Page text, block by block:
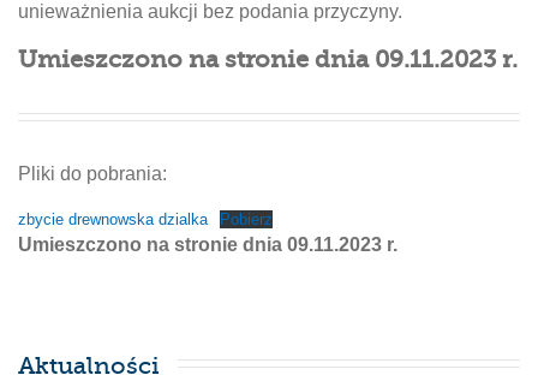
unieważnienia aukcji bez podania przyczyny.
Umieszczono na stronie dnia 09.11.2023 r.
Pliki do pobrania:
zbycie drewnowska dzialka Pobierz
Umieszczono na stronie dnia 09.11.2023 r.
Aktualności